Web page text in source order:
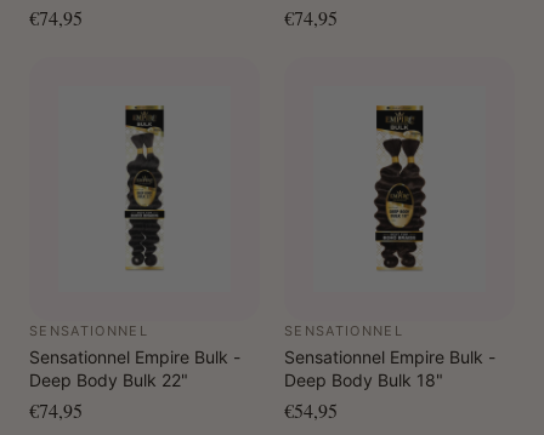
€74,95 €74,95
SENSATIONNEL
Sensationnel Empire Bulk -
Deep Body Bulk 22"
€74,95
SENSATIONNEL
Sensationnel Empire Bulk -
Deep Body Bulk 18"
€54,95